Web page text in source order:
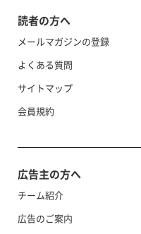
読者の方へ
メールマガジンの登録
よくある質問
サイトマップ
会員規約
広告主の方へ
チーム紹介
広告のご案内